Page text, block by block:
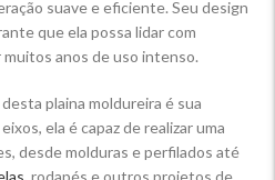
suave e eficiente. Seu design
que ela possa lidar com
anos de uso intenso.
plaina moldureira é sua
ela é capaz de realizar uma
desde molduras e perfilados até
, rodapés e outros projetos de